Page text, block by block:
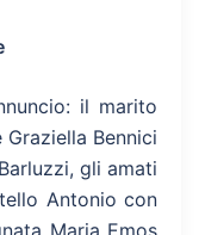
il marito
Bennici
gli amati
Antonio con
Maria Emos